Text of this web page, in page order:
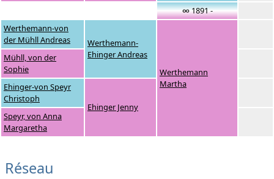
∞ 1891 -
Werthemann-von
der Mühll Andreas
Werthemann-
Ehinger Andreas
Werthemann
Martha
Mühll, von der
Sophie
Ehinger-von Speyr
Christoph
Ehinger Jenny
Speyr, von Anna
Margaretha
Réseau